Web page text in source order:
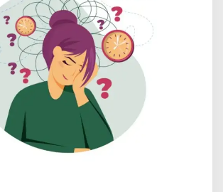
a
n
g
M
e
m
p
l
e
m